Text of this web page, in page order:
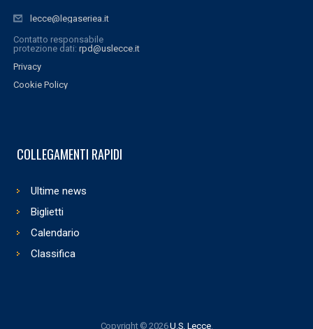
lecce@legaseriea.it
Contatto responsabile
protezione dati: rpd@uslecce.it
Privacy
Cookie Policy
COLLEGAMENTI RAPIDI
Ultime news
Biglietti
Calendario
Classifica
Copyright © 2026U.S. Lecce.